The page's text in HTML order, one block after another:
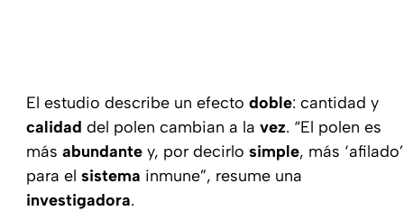
El estudio describe un efecto doble: cantidad y
calidad del polen cambian a la vez. “El polen es
más abundante y, por decirlo simple, más ‘afilado’
para el sistema inmune”, resume una
investigadora.